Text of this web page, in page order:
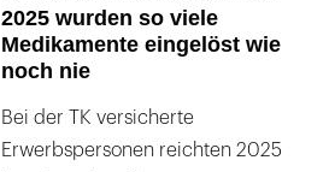
2025 wurden so viele
Medikamente eingelöst wie
noch nie
Bei der TK versicherte
Erwerbspersonen reichten 2025